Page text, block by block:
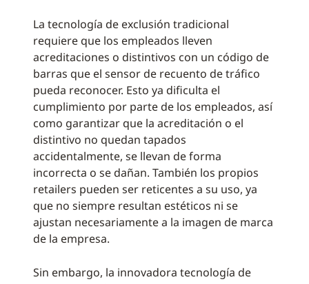
La tecnología de exclusión tradicional
requiere que los empleados lleven
acreditaciones o distintivos con un código de
barras que el sensor de recuento de tráfico
pueda reconocer. Esto ya dificulta el
cumplimiento por parte de los empleados, así
como garantizar que la acreditación o el
distintivo no quedan tapados
accidentalmente, se llevan de forma
incorrecta o se dañan. También los propios
retailers pueden ser reticentes a su uso, ya
que no siempre resultan estéticos ni se
ajustan necesariamente a la imagen de marca
de la empresa.
Sin embargo, la innovadora tecnología de